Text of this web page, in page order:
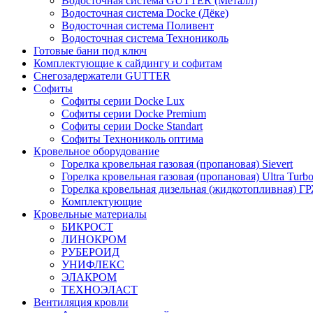
Водосточная система Docke (Дёке)
Водосточная система Поливент
Водосточная система Технониколь
Готовые бани под ключ
Комплектующие к сайдингу и софитам
Снегозадержатели GUTTER
Софиты
Софиты серии Docke Lux
Софиты серии Docke Premium
Софиты серии Docke Standart
Софиты Технониколь оптима
Кровельное оборудование
Горелка кровельная газовая (пропановая) Sievert
Горелка кровельная газовая (пропановая) Ultra Turbo
Горелка кровельная дизельная (жидкотопливная)
Комплектующие
Кровельные материалы
БИКРОСТ
ЛИНОКРОМ
РУБЕРОИД
УНИФЛЕКС
ЭЛАКРОМ
ТЕХНОЭЛАСТ
Вентиляция кровли